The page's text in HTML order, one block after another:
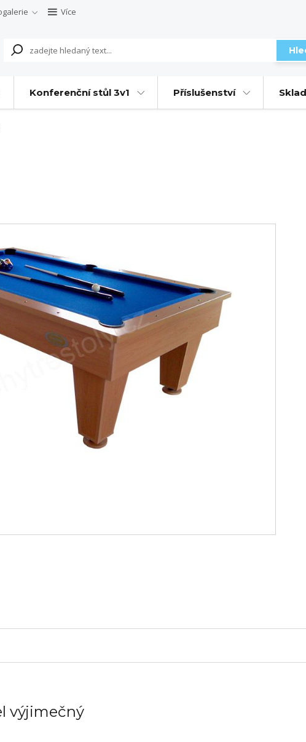
Více
Konferenční stůl 3v1 Příslušenství
výjimečný